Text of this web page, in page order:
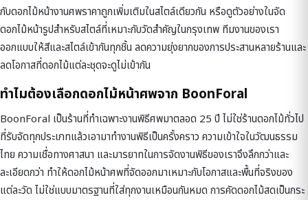
กับดอกไม้หน้างานศพราคาถูกเพิ่มเติมในสไตล์เดียวกัน หรือดูตัวอย่างในจัด
ดอกไม้หน้ารูปสำหรับสไตล์ที่เหมาะกับวัดสำคัญในกรุงเทพ ทีมงานของเรา
ออกแบบให้สีและสไตล์เข้ากันทุกชิ้น ลดความยุ่งยากของการประสานหลายร้านและ
ลดโอกาสที่ดอกไม้แต่ละชุดจะดูไม่เข้ากัน
ทำไมต้องเลือกดอกไม้หน้าศพจาก BoonForal
BoonForal เป็นร้านที่ทำเฉพาะงานพิธีศพมาตลอด 25 ปี ไม่ใช่ร้านดอกไม้ทั่วไป
ที่รับจัดทุกประเภทแล้วเอามาทำงานพิธีเป็นครั้งคราว ความเข้าใจในวัฒนธรรม
ไทย ความเชื่อทางศาสนา และมารยาทในการจัดงานพิธีของเราจึงลึกกว่าและ
ละเอียดกว่า ทำให้ดอกไม้หน้าศพที่จัดออกมาเหมาะกับโอกาสและพื้นที่จริงของ
แต่ละวัด ไม่ใช่แบบมาตรฐานที่ใส่ทุกงานเหมือนกันหมด การคัดดอกไม้สดเป็นกระ